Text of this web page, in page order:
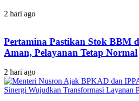
2 hari ago
Pertamina Pastikan Stok BBM
Aman, Pelayanan Tetap Normal
2 hari ago